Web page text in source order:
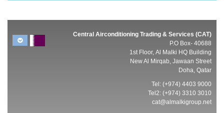
Central Airconditioning Trading & Services (CAT)
P.O Box- 40688
1st Floor, Al Malki HQ Building
New Al Mirqab, Jawaan Street
Doha, Qatar
Tel: (+974) 4403 9000
Tel2: (+974) 3310 3010
cat@almalkigroup.net